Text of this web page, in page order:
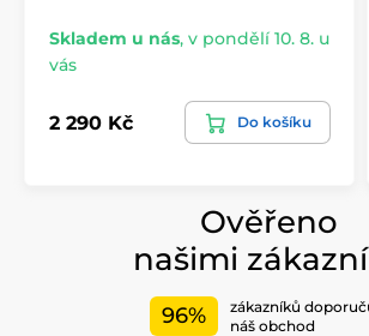
Skladem u nás, v pondělí 10. 8. u
vás
2 290 Kč Do košíku
Ověřeno
našimi
96%
zákazníků
náš obchod